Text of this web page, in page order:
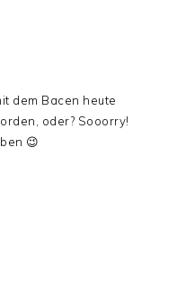
dem Bacen heute
oder? Sooorry!
😉